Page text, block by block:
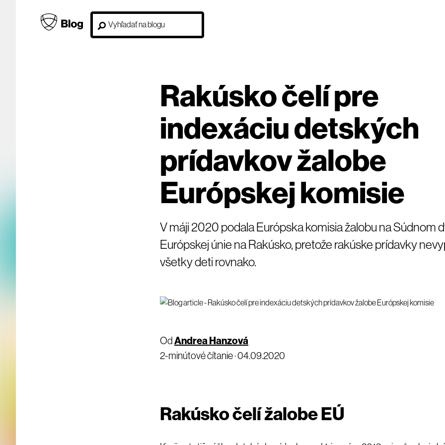
Rakúsko čelí pre
indexáciu detských
prídavkov žalobe
Európskej komisie
V máji 2020 podala Európska komisia žalobu na Súdnom
Európskej únie na Rakúsko, pretože rakúske prídavky
všetky deti rovnako.
OdAndrea Hanzová
2-minútové čítanie ·04.09.2020
Rakúsko čelí žalobe EÚ